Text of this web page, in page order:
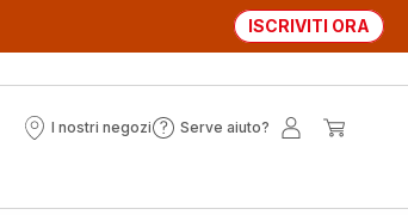
ISCRIVITI ORA
I nostri negozi
I
Serve aiuto?
Serve